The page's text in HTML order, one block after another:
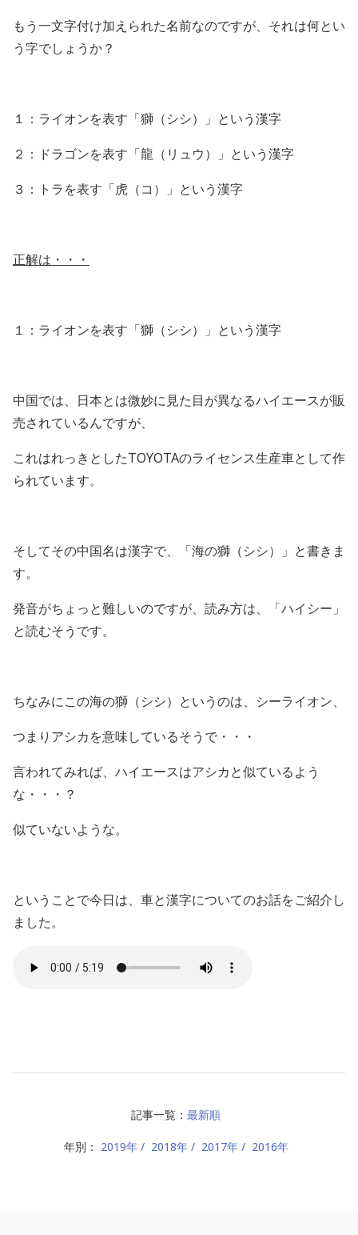
もう一文字付け加えられた名前なのですが、それは何とい
う字でしょうか？
１：ライオンを表す「獅（シシ）」という漢字
２：ドラゴンを表す「龍（リュウ）」という漢字
３：トラを表す「虎（コ）」という漢字
正解は・・・
１：ライオンを表す「獅（シシ）」という漢字
中国では、日本とは微妙に見た目が異なるハイエースが販
売されているんですが、
これはれっきとしたTOYOTAのライセンス生産車として作
られています。
そしてその中国名は漢字で、「海の獅（シシ）」と書きま
す。
発音がちょっと難しいのですが、読み方は、「ハイシー」
と読むそうです。
ちなみにこの海の獅（シシ）というのは、シーライオン、
つまりアシカを意味しているそうで・・・
言われてみれば、ハイエースはアシカと似ているよう
な・・・？
似ていないような。
ということで今日は、車と漢字についてのお話をご紹介し
ました。
記事一覧： 最新順
年別： 2019年 2018年 2017年 2016年